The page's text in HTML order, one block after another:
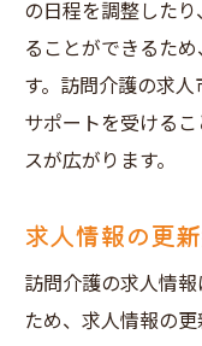
の日程を調整した
ることができるた
す。訪問介護の求
サポートを受ける
スが広がります。
求人情報の更
訪問介護の求人情
ため、求人情報の